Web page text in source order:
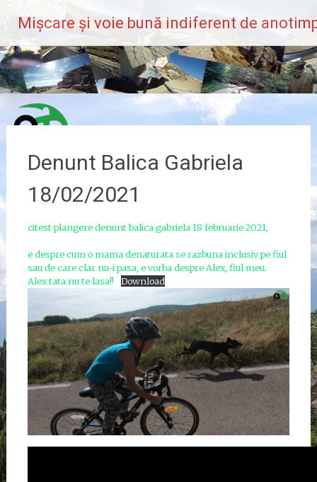
content
Mișcare și voie bună indiferent de
Denunt Balica Gabriela
18/02/2021
citest plangere denunt balica gabriela 18 februarie 2021,
e despre cum o mama denaturata se razbuna inclusiv pe fiul
sau de care clar nu-i pasa, e vorba despre Alex, fiul meu.
Alex tata nu te lasa!!
Download